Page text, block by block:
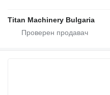
Titan Machinery Bulgaria